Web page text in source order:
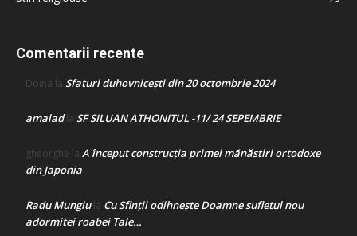
Comentarii recente
Doina la Sfaturi duhovnicești din 20 octombrie 2024
amaladla SF SILUAN ATHONITUL -11/ 24 SEPEMBRIE
gheorghe la A început construcţia primei mănăstiri ortodoxe
din Japonia
Radu Mungiula Cu Sfinții odihnește Doamne sufletul nou
adormitei roabei Tale…